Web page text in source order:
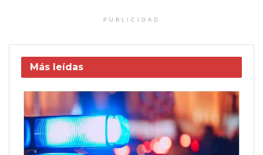
PUBLICIDAD
Más leídas